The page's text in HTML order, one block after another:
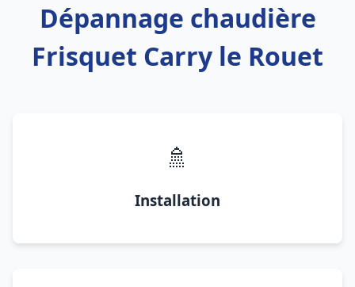
Dépannage chaudière
Frisquet Carry le Rouet
🚿
Installation